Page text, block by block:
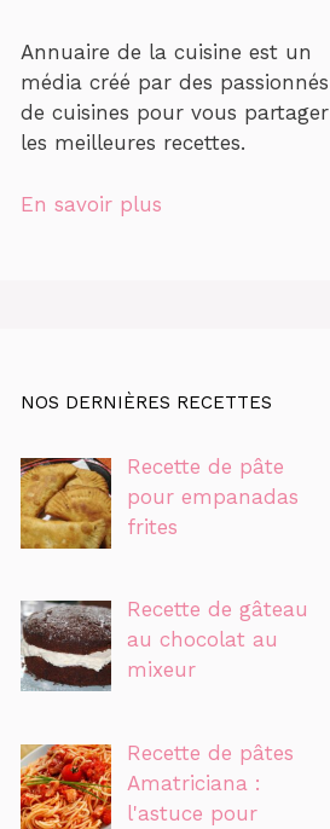
Annuaire de la cuisine est un
média créé par des passionnés
de cuisines pour vous partager
les meilleures recettes.
En savoir plus
NOS DERNIÈRES RECETTES
Recette de pâte
pour empanadas
frites
Recette de gâteau
au chocolat au
mixeur
Recette de pâtes
Amatriciana :
l'astuce pour